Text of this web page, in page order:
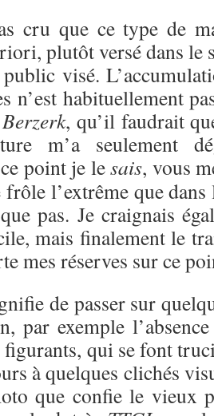
cru que ce type de
plutôt versé dans le
visé.
n’est habituellement
Berzerk, qu’il faudrait
m’a seulement
point je lesais, vous
l’extrême que
pas. Je craignais
mais finalement le
mes réserves sur ce
de passer sur
par exemple
qui se font
à quelques clichés
que confie le vieux